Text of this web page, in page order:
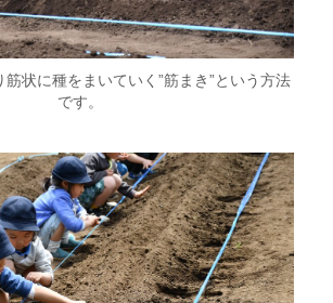
状に種をまいていく”筋まき”という方法
です。